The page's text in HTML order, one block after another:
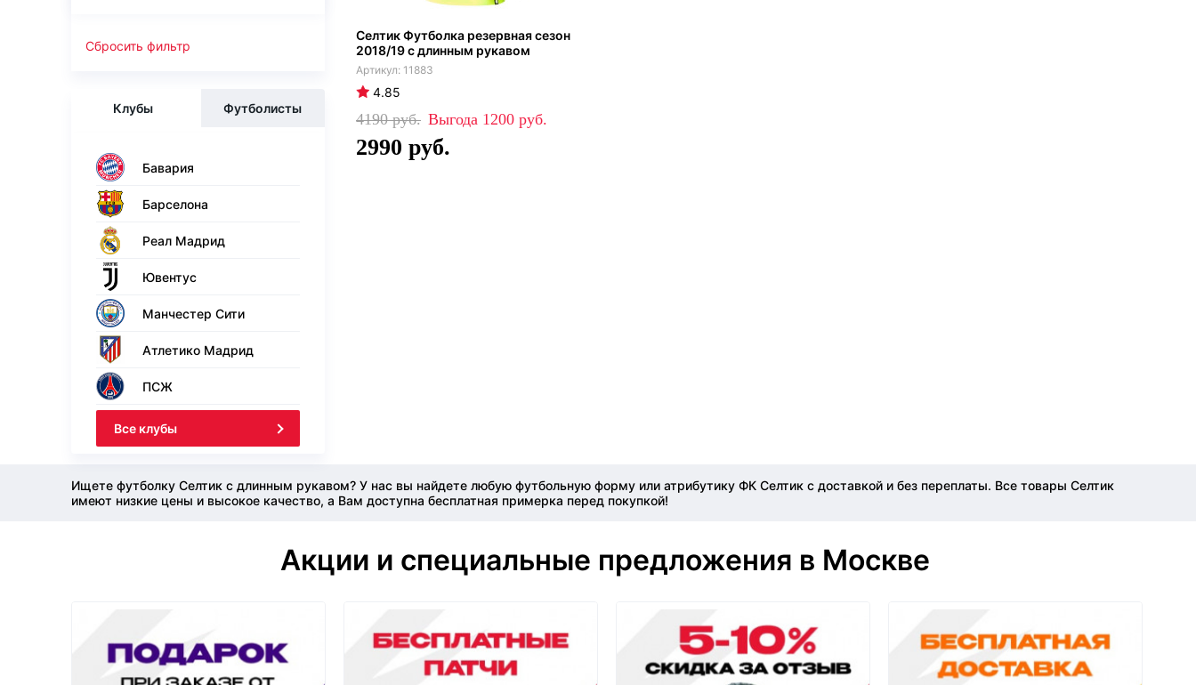
Сбросить фильтр
Клубы Футболисты
Бавария
Барселона
Реал Мадрид
Ювентус
Манчестер Сити
Атлетико Мадрид
ПСЖ
Все клубы
Селтик Футболка резервная сезон
2018/19 с длинным рукавом
11883
4.85
4190 1200
2990
Ищете футболку Селтик с длинным рукавом? У нас вы найдете любую футбольную форму или атрибутику ФК Селтик с доставкой и без переплаты. Все товары Селтик
имеют низкие цены и высокое качество, а Вам доступна бесплатная примерка перед покупкой!
Акции и специальные предложения в Москве